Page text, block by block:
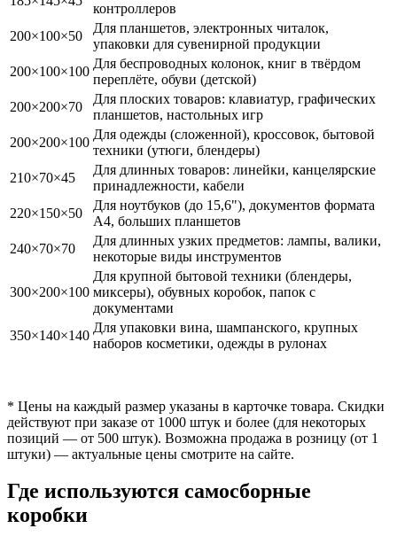
контроллеров
200×100×50
Для планшетов, электронных читалок,
упаковки для сувенирной продукции
200×100×100
Для беспроводных колонок, книг в твёрдом
переплёте, обуви (детской)
200×200×70
Для плоских товаров: клавиатур, графических
планшетов, настольных игр
200×200×100
Для одежды (сложенной), кроссовок, бытовой
техники (утюги, блендеры)
210×70×45
Для длинных товаров: линейки, канцелярские
принадлежности, кабели
220×150×50
Для ноутбуков (до 15,6"), документов формата
А4, больших планшетов
240×70×70
Для длинных узких предметов: лампы, валики,
некоторые виды инструментов
300×200×100
Для крупной бытовой техники (блендеры,
миксеры), обувных коробок, папок с
документами
350×140×140
Для упаковки вина, шампанского, крупных
наборов косметики, одежды в рулонах
* Цены на каждый размер указаны в карточке товара. Скидки
действуют при заказе от 1000 штук и более (для некоторых
позиций — от 500 штук). Возможна продажа в розницу (от 1
штуки) — актуальные цены смотрите на сайте.
Где используются самосборные
коробки